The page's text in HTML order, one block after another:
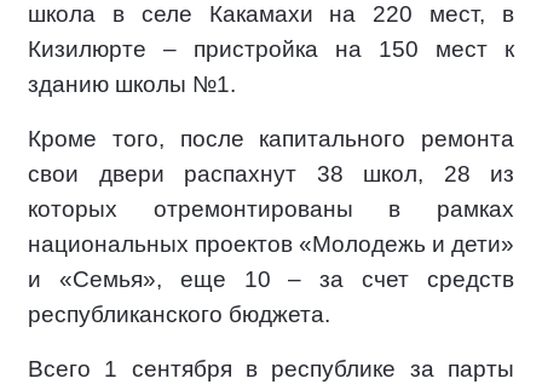
школа в селе Какамахи на 220 мест, в
Кизилюрте – пристройка на 150 мест к
зданию школы №1.
Кроме того, после капитального ремонта
свои двери распахнут 38 школ, 28 из
которых отремонтированы в рамках
национальных проектов «Молодежь и дети»
и «Семья», еще 10 – за счет средств
республиканского бюджета.
Всего 1 сентября в республике за парты